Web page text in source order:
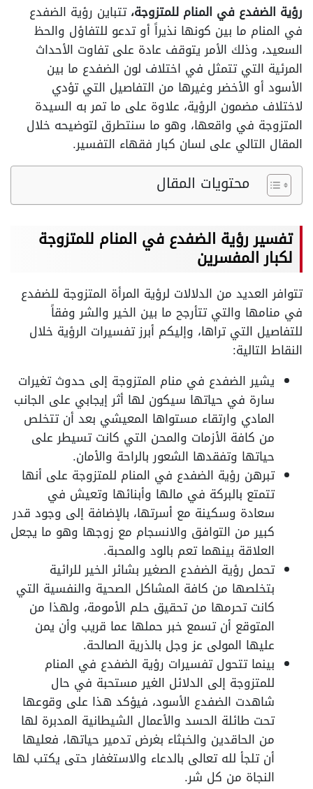
رؤية الضفدع في المنام للمتزوجة، تتباين رؤية الضفدع
في المنام ما بين كونها نذيراً أو تدعو للتفاؤل والحظ
السعيد، وذلك الأمر يتوقف عادة على تفاوت الأحداث
المرئية التي تتمثل في اختلاف لون الضفدع ما بين
الأسود أو الأخضر وغيرها من التفاصيل التي تؤدي
لاختلاف مضمون الرؤية، علاوة على ما تمر به السيدة
المتزوجة في واقعها، وهو ما سنتطرق لتوضيحه خلال
المقال التالي على لسان كبار فقهاء التفسير.
محتويات المقال
تفسير رؤية الضفدع في المنام للمتزوجة
لكبار المفسرين
تتوافر العديد من الدلالات لرؤية المرأة المتزوجة للضفدع
في منامها والتي تتأرجح ما بين الخير والشر وفقاً
للتفاصيل التي تراها، وإليكم أبرز تفسيرات الرؤية خلال
النقاط التالية:
يشير الضفدع في منام المتزوجة إلى حدوث تغيرات
سارة في حياتها سيكون لها أثر إيجابي على الجانب
المادي وارتقاء مستواها المعيشي بعد أن تتخلص
من كافة الأزمات والمحن التي كانت تسيطر على
حياتها وتفقدها الشعور بالراحة والأمان.
تبرهن رؤية الضفدع في المنام للمتزوجة على أنها
تتمتع بالبركة في مالها وأبنائها وتعيش في
سعادة وسكينة مع أسرتها، بالإضافة إلى وجود قدر
كبير من التوافق والانسجام مع زوجها وهو ما يجعل
العلاقة بينهما تعم بالود والمحبة.
تحمل رؤية الضفدع الصغير بشائر الخير للرائية
بتخلصها من كافة المشاكل الصحية والنفسية التي
كانت تحرمها من تحقيق حلم الأمومة، ولهذا من
المتوقع أن تسمع خبر حملها عما قريب وأن يمن
عليها المولى عز وجل بالذرية الصالحة.
بينما تتحول تفسيرات رؤية الضفدع في المنام
للمتزوجة إلى الدلائل الغير مستحبة في حال
شاهدت الضفدع الأسود، فيؤكد هذا على وقوعها
تحت طائلة الحسد والأعمال الشيطانية المدبرة لها
من الحاقدين والخبثاء بغرض تدمير حياتها، فعليها
أن تلجأ لله تعالى بالدعاء والاستغفار حتى يكتب لها
النجاة من كل شر.